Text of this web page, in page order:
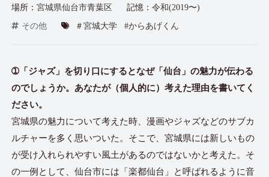
場所：宮城県仙台市青葉区 記憶：令和(2019〜)
その他 ＃宮城大学 #からあげくん
➀「ジャズ」を切り口にするとなぜ「仙台」の魅力が伝わる
のでしょうか。あなたが（個人的に）考えた理由を書いてく
ださい。
宮城県の魅力について考えた時、漫画やジャズなどのサブカ
ルチャーを多く思いついた。そこで、宮城県には新しいもの
が受け入れられやすい風土があるのではないかと考えた。そ
の一例として、仙台市には「楽都仙台」と呼ばれるように音